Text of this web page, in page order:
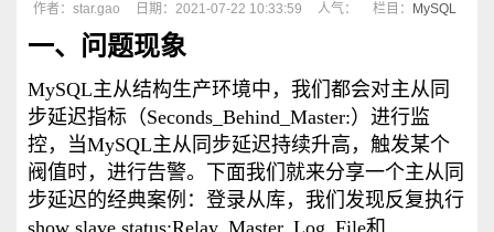
作者：star.gao 日期：2021-07-22 10:33:59 人气： 栏目： MySQL
一、问题现象
MySQL主从结构生产环境中，我们都会对主从同
步延迟指标（Seconds_Behind_Master:）进行监
控，当MySQL主从同步延迟持续升高，触发某个
阀值时，进行告警。下面我们就来分享一个主从同
步延迟的经典案例：登录从库，我们发现反复执行